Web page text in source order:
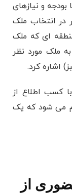
بودجه و نیازهای
در انتخاب ملک
ای که ملک
ملک مورد نظر
اشاره کرد.
کسب اطلاع از
می شود که یک
از